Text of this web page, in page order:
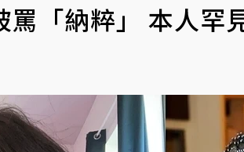
「納粹」 本人罕